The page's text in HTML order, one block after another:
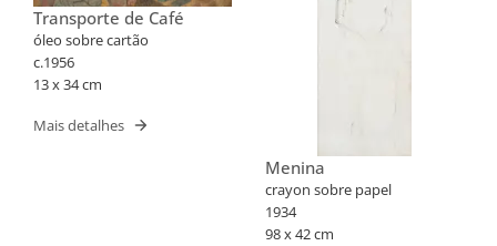
Transporte de Café
óleo sobre cartão
c.1956
13 x 34 cm
Mais detalhes
Menina
crayon sobre papel
1934
98 x 42 cm